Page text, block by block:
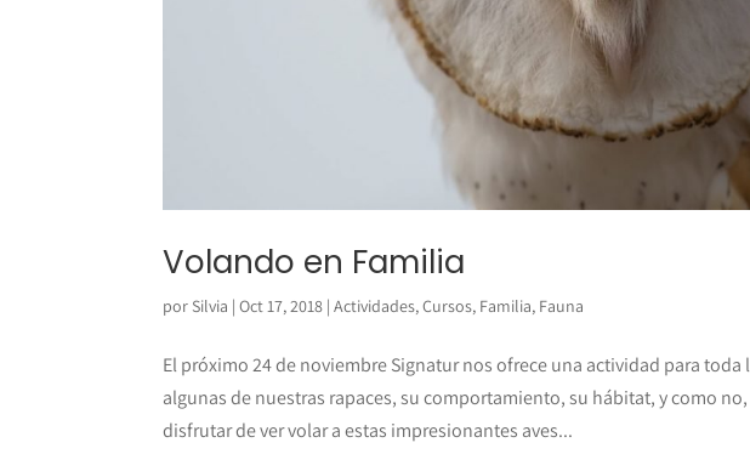
Volando en Familia
por Silvia |Oct 17, 2018 |Actividades,Cursos, Familia, Fauna
El próximo 24 de noviembre Signatur nos ofrece una actividad para
algunas de nuestras rapaces, su comportamiento, su hábitat, y como
disfrutar de ver volar a estas impresionantes aves...